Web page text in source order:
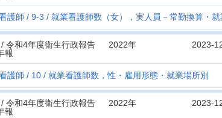
護師 9-3 就業看護師数（女），実人員－常勤換算・
令和4年度衛生行政報告
報
2022年 2023-
護師 10 就業看護師数，性・雇用形態・就業場所別
令和4年度衛生行政報告
報
2022年 2023-